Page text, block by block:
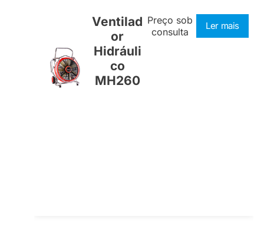
Ventilad
or
Hidráuli
co
MH260
Preço sob
consulta
Ler mais